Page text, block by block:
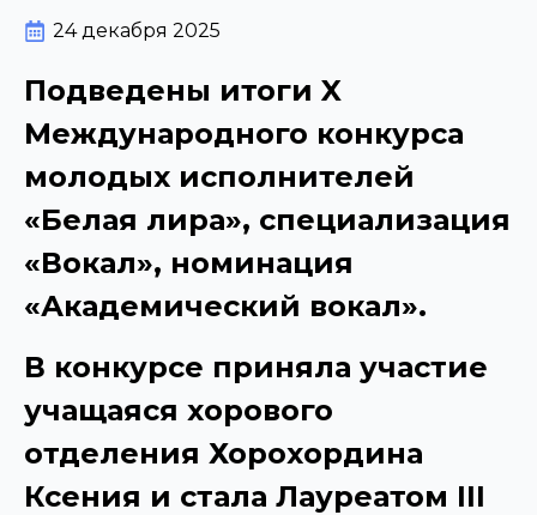
24 декабря 2025
Подведены итоги X
Международного конкурса
молодых исполнителей
«Белая лира», специализация
«Вокал», номинация
«Академический вокал».
В конкурсе приняла участие
учащаяся хорового
отделения Хорохордина
Ксения и стала Лауреатом III